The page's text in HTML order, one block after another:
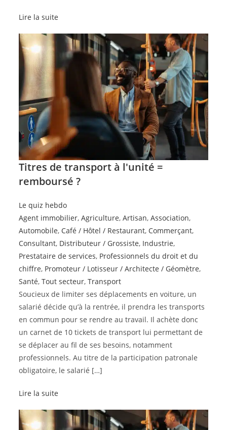
Lire la suite
Titres de transport à l'unité =
remboursé ?
Le quiz hebdo
Agent immobilier,Agriculture,Artisan,Association,
Automobile, Café / Hôtel / Restaurant, Commerçant,
Consultant, Distributeur / Grossiste, Industrie,
Prestataire de services, Professionnels du droit et du
chiffre, Promoteur / Lotisseur / Architecte / Géomètre,
Santé,Tout secteur,Transport
Soucieux de limiter ses déplacements en voiture, un
salarié décide qu’à la rentrée, il prendra les transports
en commun pour se rendre au travail. Il achète donc
un carnet de 10 tickets de transport lui permettant de
se déplacer au fil de ses besoins, notamment
professionnels. Au titre de la participation patronale
obligatoire, le salarié […]
Lire la suite